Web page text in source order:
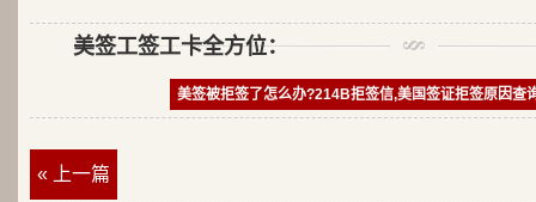
美签工签工卡全方位：
美签被拒签了怎么办?214B拒签信,美国签证拒签原因查
« 上一篇